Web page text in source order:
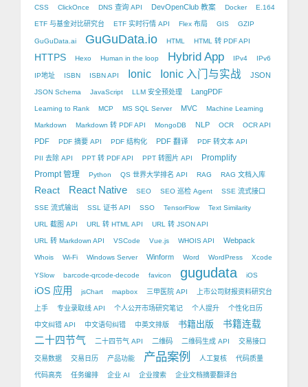
CSS ClickOnce DNS 查询 API DevOpenClub 教案 Docker E.164
ETF 与基金对比研究台 ETF 实时行情 API Flex 布局 GIS GZIP
GuGuData.ai GuGuData.io HTML HTML 转 PDF API
HTTPS Hexo Human in the loop Hybrid App IPv4 IPv6
IP地址 ISBN ISBN API Ionic Ionic 入门与实战 JSON
JSON Schema JavaScript LLM 安全预处理 LangPDF
Learning to Rank MCP MS SQL Server MVC Machine Learning
Markdown Markdown 转 PDF API MongoDB NLP OCR OCR API
PDF PDF 摘要 API PDF 结构化 PDF 翻译 PDF 转文本 API
PII 去除 API PPT 转 PDF API PPT 转图片 API
Promplify
Prompt 管理
Python QS 世界大学排名 API RAG RAG 文档入库
React React Native SEO SEO 巡检 Agent SSE 流式接口
SSE 流式输出 SSL 证书 API SSO TensorFlow Text Similarity
URL 截图 API URL 转 HTML API URL 转 JSON API
URL 转 Markdown API VSCode Vue.js WHOIS API Webpack
Whois Wi-Fi Windows Server Winform Word WordPress Xcode
YSlow barcode-qrcode-decode favicon gugudata iOS
iOS 应用 jsChart mapbox 三甲医院 API 上市公司财报资料研究台
上手 专业录取线 API 个人公开市场研究笔记 个人提升 个性化日历
中文纠错 API 中文语句纠错 中英文排版 书籍出版 书籍连载
二十四节气 二十四节气 API 二维码 二维码生成 API 交易接口
交易数据 交易日历 产品功能 产品案例 人工复核 代码质量
代码高亮 任务编排 企业 AI 企业搜索 企业文档摘要翻译台